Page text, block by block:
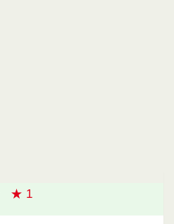
★ 1